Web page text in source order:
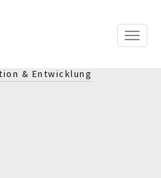
Toggle
& Entwicklung